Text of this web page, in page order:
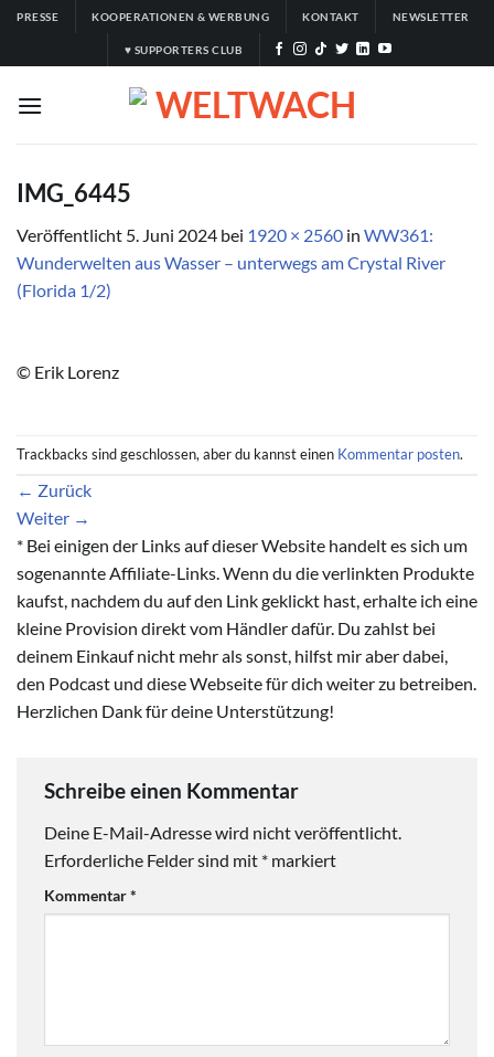
Zum
springen
PRESSE KOOPERATIONEN & WERBUNG KONTAKT NEWSLETTER
♥ SUPPORTERS CLUB
IMG_6445
Veröffentlicht 5. Juni 2024 bei 1920 × 2560 in WW361:
Wunderwelten aus Wasser – unterwegs am Crystal River
(Florida 1/2)
© Erik Lorenz
Trackbacks sind geschlossen, aber du kannst einen Kommentar posten.
← Zurück
Weiter →
* Bei einigen der Links auf dieser Website handelt es sich um
sogenannte Affiliate-Links. Wenn du die verlinkten Produkte
kaufst, nachdem du auf den Link geklickt hast, erhalte ich eine
kleine Provision direkt vom Händler dafür. Du zahlst bei
deinem Einkauf nicht mehr als sonst, hilfst mir aber dabei,
den Podcast und diese Webseite für dich weiter zu betreiben.
Herzlichen Dank für deine Unterstützung!
Schreibe einen Kommentar
Deine E-Mail-Adresse wird nicht veröffentlicht.
Erforderliche Felder sind mit * markiert
Kommentar*